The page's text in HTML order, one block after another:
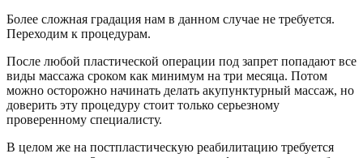
Более сложная градация нам в данном случае не требуется.
Переходим к процедурам.
После любой пластической операции под запрет попадают все
виды массажа сроком как минимум на три месяца. Потом
можно осторожно начинать делать акупунктурный массаж, но
доверить эту процедуру стоит только серьезному
проверенному специалисту.
В целом же на постпластическую реабилитацию требуется